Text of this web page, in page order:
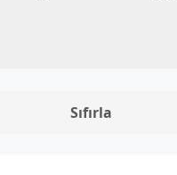
Sıfırla